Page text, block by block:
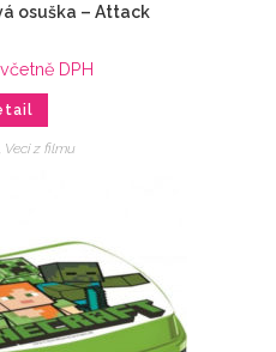
osuška – Attack
včetně DPH
Veci z filmu